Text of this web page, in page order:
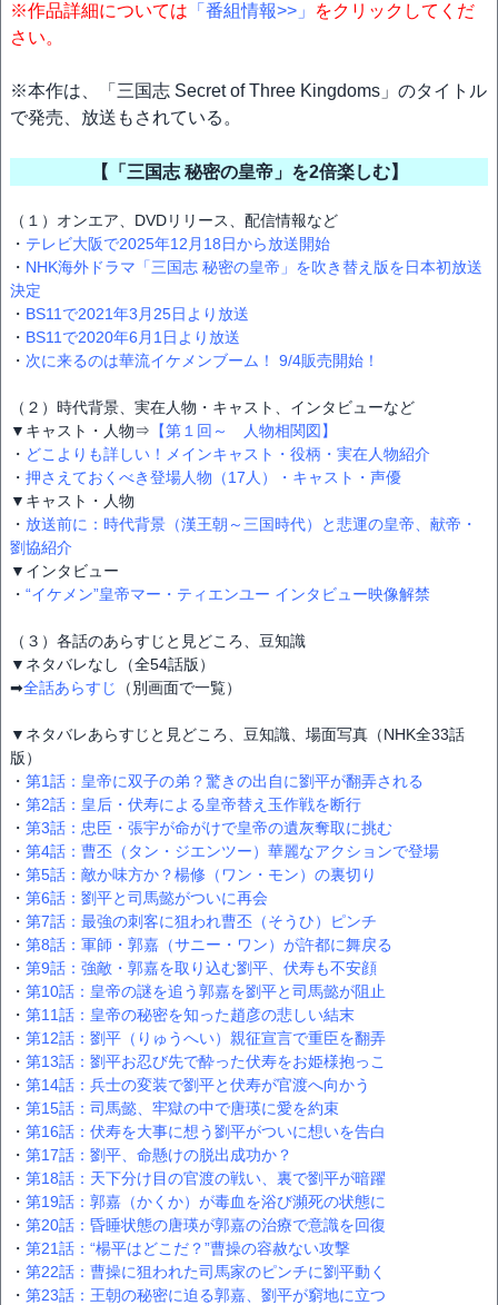
※作品詳細については 「番組情報>>」
をクリックしてくだ
さい。
※本作は、「三国志 Secret of Three Kingdoms」のタイトル
で発売、放送もされている。
【「三国志 秘密の皇帝」を2倍楽しむ】
（１）オンエア、DVDリリース、配信情報など
・ テレビ大阪で2025年12月18日から放送開始
・ NHK海外ドラマ「三国志 秘密の皇帝」を吹き替え版を日本初放送
決定
・ BS11で2021年3月25日より放送
・ BS11で2020年6月1日より放送
・ 次に来るのは華流イケメンブーム！ 9/4販売開始！
（２）時代背景、実在人物・キャスト、インタビューなど
▼キャスト・人物⇒ 【第１回～ 人物相関図】
・ どこよりも詳しい！メインキャスト・役柄・実在人物紹介
・ 押さえておくべき登場人物（17人）・キャスト・声優
▼キャスト・人物
・ 放送前に：時代背景（漢王朝～三国時代）と悲運の皇帝、献帝・
劉協紹介
▼インタビュー
・ “イケメン”皇帝マー・ティエンユー インタビュー映像解禁
（３）各話のあらすじと見どころ、豆知識
▼ネタバレなし（全54話版）
➡全話あらすじ （別画面で一覧）
▼ネタバレあらすじと見どころ、豆知識、場面写真（NHK全33話
版）
・ 第1話：皇帝に双子の弟？驚きの出自に劉平が翻弄される
・ 第2話：皇后・伏寿による皇帝替え玉作戦を断行
・ 第3話：忠臣・張宇が命がけで皇帝の遺灰奪取に挑む
・ 第4話：曹丕（タン・ジエンツー）華麗なアクションで登場
・ 第5話：敵か味方か？楊修（ワン・モン）の裏切り
・ 第6話：劉平と司馬懿がついに再会
・ 第7話：最強の刺客に狙われ曹丕（そうひ）ピンチ
・ 第8話：軍師・郭嘉（サニー・ワン）が許都に舞戻る
・ 第9話：強敵・郭嘉を取り込む劉平、伏寿も不安顔
・ 第10話：皇帝の謎を追う郭嘉を劉平と司馬懿が阻止
・ 第11話：皇帝の秘密を知った趙彦の悲しい結末
・ 第12話：劉平（りゅうへい）親征宣言で重臣を翻弄
・ 第13話：劉平お忍び先で酔った伏寿をお姫様抱っこ
・ 第14話：兵士の変装で劉平と伏寿が官渡へ向かう
・ 第15話：司馬懿、牢獄の中で唐瑛に愛を約束
・ 第16話：伏寿を大事に想う劉平がついに想いを告白
・ 第17話：劉平、命懸けの脱出成功か？
・ 第18話：天下分け目の官渡の戦い、裏で劉平が暗躍
・ 第19話：郭嘉（かくか）が毒血を浴び瀕死の状態に
・ 第20話：昏睡状態の唐瑛が郭嘉の治療で意識を回復
・ 第21話：“楊平はどこだ？”曹操の容赦ない攻撃
・ 第22話：曹操に狙われた司馬家のピンチに劉平動く
・ 第23話：王朝の秘密に迫る郭嘉、劉平が窮地に立つ